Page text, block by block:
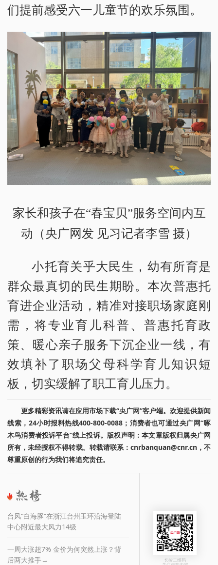
们提前感受六一儿童节的欢乐氛围。
家长和孩子在“春宝贝”服务空间内互
动（央广网发 见习记者李雪 摄）
小托育关乎大民生，幼有所育是
群众最真切的民生期盼。本次普惠托
育进企业活动，精准对接职场家庭刚
需，将专业育儿科普、普惠托育政
策、暖心亲子服务下沉企业一线，有
效填补了职场父母科学育儿知识短
板，切实缓解了职工育儿压力。
更多精彩资讯请在应用市场下载“央广网”客户端。欢迎提供新闻
线索，24小时报料热线400-800-0088；消费者也可通过央广网“啄
木鸟消费者投诉平台”线上投诉。版权声明：本文章版权归属央广网
所有，未经授权不得转载。转载请联系：cnrbanquan@cnr.cn，不
尊重原创的行为我们将追究责任。
台风“白海豚”在浙江台州玉环沿海登陆
中心附近最大风力14级
一周大涨超7% 金价为何突然上涨？背
后两大推手→
长按二维码